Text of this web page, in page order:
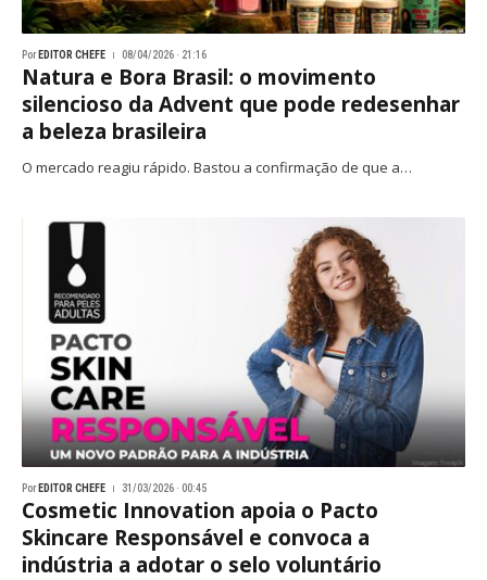
Por EDITOR CHEFE 08/04/2026 · 21:16
Natura e Bora Brasil: o movimento
silencioso da Advent que pode redesenhar
a beleza brasileira
O mercado reagiu rápido. Bastou a confirmação de que a…
Por EDITOR CHEFE 31/03/2026 · 00:45
Cosmetic Innovation apoia o Pacto
Skincare Responsável e convoca a
indústria a adotar o selo voluntário